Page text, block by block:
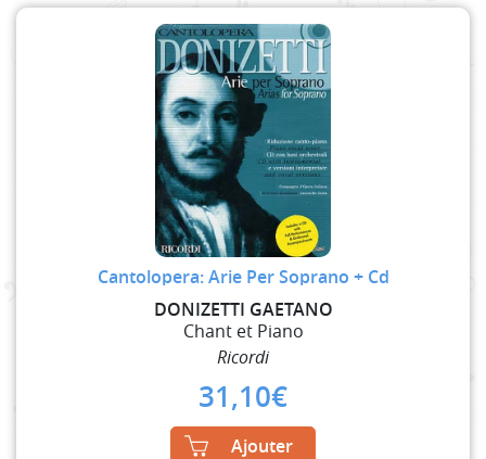
Cantolopera: Arie Per Soprano + Cd
DONIZETTI GAETANO
Chant et Piano
Ricordi
31,10€
Ajouter